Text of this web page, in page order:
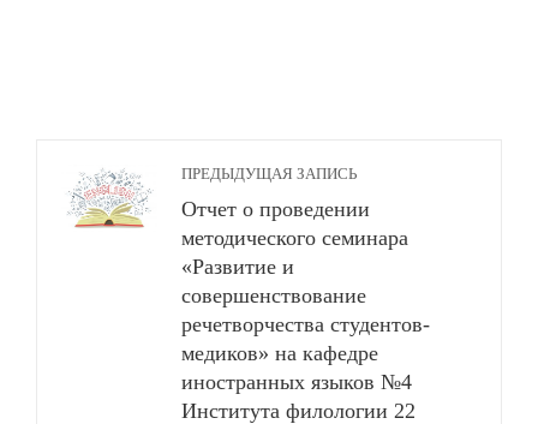
ПРЕДЫДУЩАЯ ЗАПИСЬ
Отчет о проведении
методического семинара
«Развитие и
совершенствование
речетворчества студентов-
медиков» на кафедре
иностранных языков №4
Института филологии 22